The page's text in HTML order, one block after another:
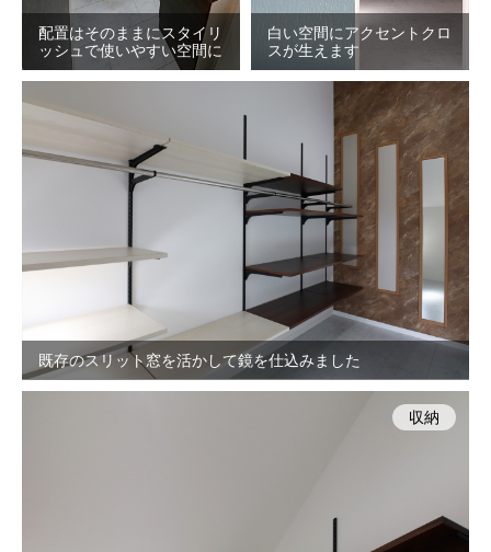
配置はそのままにスタイリ
ッシュで使いやすい空間に
白い空間にアクセントクロ
スが生えます
既存のスリット窓を活かして鏡を仕込みました
収納